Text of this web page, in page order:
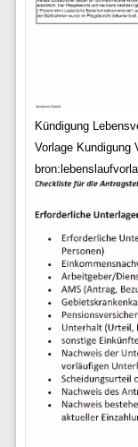
Kündigung
Vorlage Kundigung